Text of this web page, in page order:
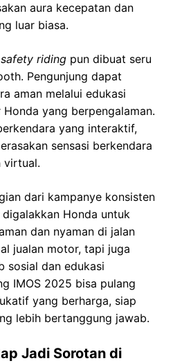
aura kecepatan dan
luar biasa.
safety riding pun dibuat seru
Pengunjung dapat
aman melalui edukasi
yang berpengalaman.
yang interaktif,
sensasi berkendara
virtual.
dari kampanye konsisten
Honda untuk
dan nyaman di jalan
jualan motor, tapi juga
sosial dan edukasi
IMOS 2025 bisa pulang
yang berharga, siap
lebih bertanggung jawab.
Jadi Sorotan di